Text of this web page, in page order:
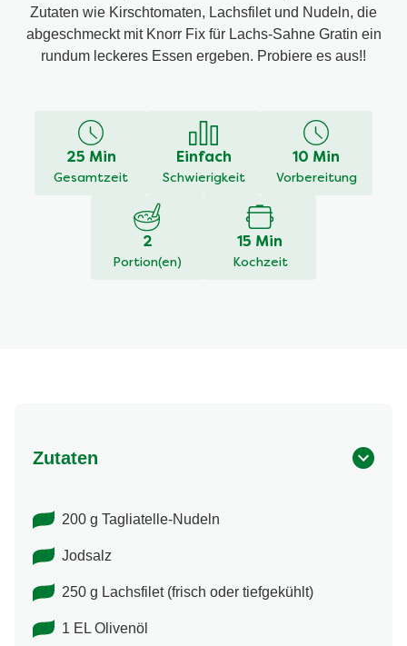
Zutaten wie Kirschtomaten, Lachsfilet und Nudeln, die
abgeschmeckt mit Knorr Fix für Lachs-Sahne Gratin ein
rundum leckeres Essen ergeben. Probiere es aus!!
25 Min
Gesamtzeit
Einfach
Schwierigkeit
10 Min
Vorbereitung
2
Portion(en)
15 Min
Kochzeit
Zutaten
200 g Tagliatelle-Nudeln
Jodsalz
250 g Lachsfilet (frisch oder tiefgekühlt)
1 EL Olivenöl